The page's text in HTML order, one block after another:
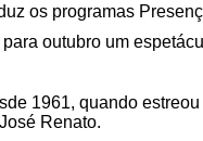
os programas
outubro um
1961, quando
Renato.